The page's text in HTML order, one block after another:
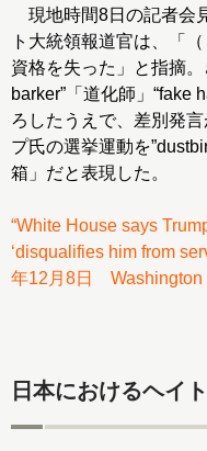
現地時間8日の記者会
ト大統領報道官は、「
資格を失った」と指摘。
barker”「道化師」“fake
ろしたうえで、差別発
プ氏の選挙運動を
箱」だと表現した。
“White House says
‘disqualifies him from
年12月8日 Washington
日本におけるヘイ